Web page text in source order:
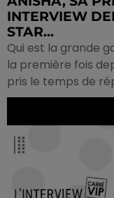
INTERVIEW
STAR...
Qui est la grande
la première fois
pris le temps de